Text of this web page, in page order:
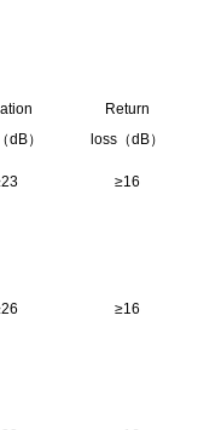
（dB）
Return
loss （dB）
≥16
≥16